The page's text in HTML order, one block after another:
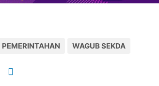
PEMERINTAHAN WAGUB SEKDA